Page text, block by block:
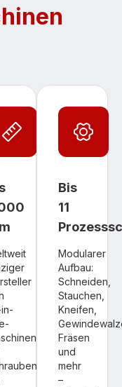
Bis
11
Modularer
Aufbau:
Schneiden,
Stauchen,
Kneifen,
Fräsen
und
mehr
–